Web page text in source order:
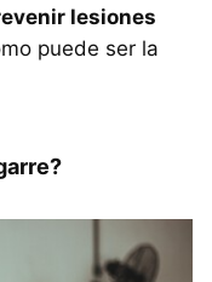
lesiones
puede ser la